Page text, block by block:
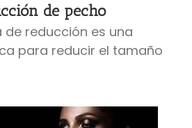
de pecho
reducción es una
para reducir el tamaño